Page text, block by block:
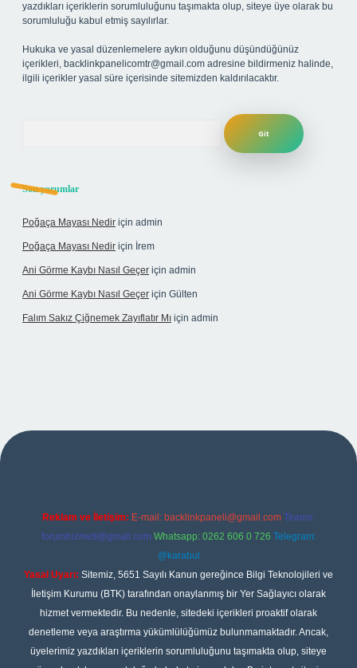
yazdıkları içeriklerin sorumluluğunu taşımakta olup, siteye üye olarak bu
sorumluluğu kabul etmiş sayılırlar.
Hukuka ve yasal düzenlemelere aykırı olduğunu düşündüğünüz
içerikleri, backlinkpanelicomtr@gmail.com adresine bildirmeniz halinde,
ilgili içerikler yasal süre içerisinde sitemizden kaldırılacaktır.
Son yorumlar
Poğaça Mayası Nedir için admin
Poğaça Mayası Nedir için İrem
Ani Görme Kaybı Nasıl Geçer için admin
Ani Görme Kaybı Nasıl Geçer için Gülten
Falım Sakız Çiğnemek Zayıflatır Mı için admin
Reklam ve İletişim: E-mail: backlinkpaneli@gmail.com Teams:
forumhizmeti@gmail.com Whatsapp: 0262 606 0 726 Telegram:
@karabul
Yasal Uyarı: Sitemiz, 5651 Sayılı Kanun gereğince Bilgi Teknolojileri ve
İletişim Kurumu (BTK) tarafından onaylanmış bir Yer Sağlayıcı olarak
hizmet vermektedir. Bu nedenle, sitedeki içerikleri proaktif olarak
denetleme veya araştırma yükümlülüğümüz bulunmamaktadır. Ancak,
üyelerimiz yazdıkları içeriklerin sorumluluğunu taşımakta olup, siteye